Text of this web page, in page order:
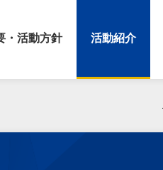
・活動方針 活動紹介